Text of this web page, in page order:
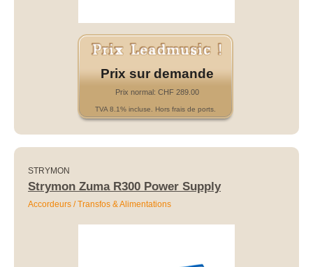
Prix sur demande
Prix normal: CHF 289.00
TVA 8.1% incluse. Hors frais de ports.
STRYMON
Strymon Zuma R300 Power Supply
Accordeurs / Transfos & Alimentations